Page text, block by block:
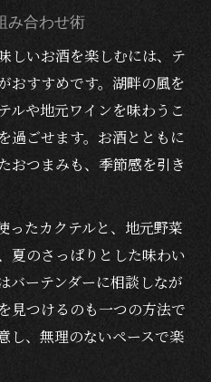
み合わせ術
しいお酒を楽しむには、テ
おすすめです。湖畔の風を
ルや地元ワインを味わうこ
過ごせます。お酒とともに
おつまみも、季節感を引き
ったカクテルと、地元野菜
夏のさっぱりとした味わい
バーテンダーに相談しなが
見つけるのも一つの方法で
し、無理のないペースで楽